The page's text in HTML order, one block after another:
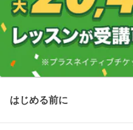
はじめる前に